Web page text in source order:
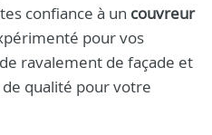
confiance à un couvreur
pour vos
ravalement de façade et
de qualité pour votre